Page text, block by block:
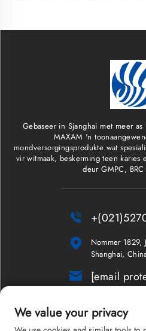
Gebaseer in Sjanghai met meer
MAXAM 'n
mondversorgingsprodukte wat
vir witmaak, beskerming teen karies
deur GMPC,


Nommer 1829,
Shanghai,
 [email
We value your privacy